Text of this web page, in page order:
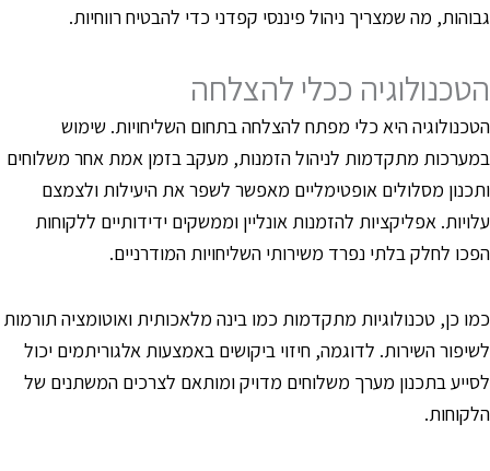
מה שמצריך ניהול פיננסי קפדני כדי להבטיח רווחיות.
ככלי להצלחה
היא כלי מפתח להצלחה בתחום השליחויות. שימוש
מתקדמות לניהול הזמנות, מעקב בזמן אמת אחר משלוחים
מסלולים אופטימליים מאפשר לשפר את היעילות ולצמצם
אפליקציות להזמנות אונליין וממשקים ידידותיים ללקוחות
לחלק בלתי נפרד משירותי השליחויות המודרניים.
כן, טכנולוגיות מתקדמות כמו בינה מלאכותית ואוטומציה תורמות
השירות. לדוגמה, חיזוי ביקושים באמצעות אלגוריתמים יכול
בתכנון מערך משלוחים מדויק ומותאם לצרכים המשתנים של